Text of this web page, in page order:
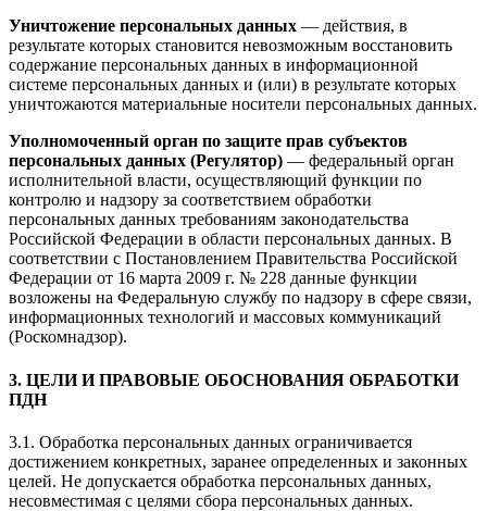
Уничтожение персональных данных — действия, в
результате которых становится невозможным восстановить
содержание персональных данных в информационной
системе персональных данных и (или) в результате которых
уничтожаются материальные носители персональных данных.
Уполномоченный орган по защите прав субъектов
персональных данных (Регулятор) — федеральный орган
исполнительной власти, осуществляющий функции по
контролю и надзору за соответствием обработки
персональных данных требованиям законодательства
Российской Федерации в области персональных данных. В
соответствии с Постановлением Правительства Российской
Федерации от 16 марта 2009 г. № 228 данные функции
возложены на Федеральную службу по надзору в сфере связи,
информационных технологий и массовых коммуникаций
(Роскомнадзор).
3. ЦЕЛИ И ПРАВОВЫЕ ОБОСНОВАНИЯ ОБРАБОТКИ
ПДН
3.1. Обработка персональных данных ограничивается
достижением конкретных, заранее определенных и законных
целей. Не допускается обработка персональных данных,
несовместимая с целями сбора персональных данных.